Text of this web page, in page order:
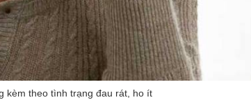
kèm theo tình trạng đau rát, ho ít